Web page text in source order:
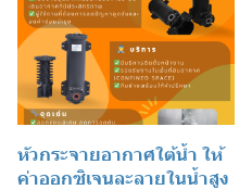
หัวกระจายอากาศใต้น้ำ ให้
ค่าออกซิเจนละลายในน้ำสูง